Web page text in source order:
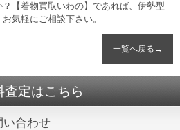
【着物買取いわの】であれば、伊勢型
気軽にご相談下さい。
一覧へ戻る→
査定はこちら
い合わせ